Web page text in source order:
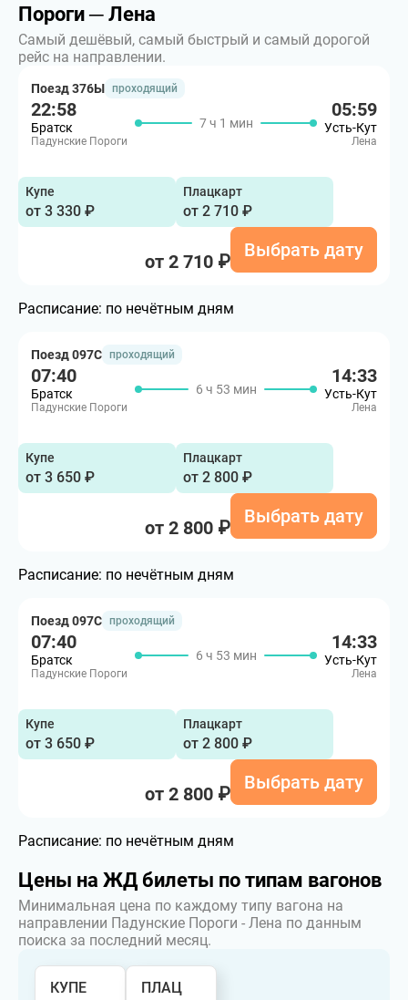
Пороги ─ Лена
Самый дешёвый, самый быстрый и самый дорогой
рейс на направлении.
Поезд 376Ы проходящий
22:58
Братск
Падунские Пороги
7 ч 1 мин
05:59
Усть-Кут
Лена
Купе
от 3 330 ₽
Плацкарт
от 2 710 ₽
от 2 710 ₽
Выбрать дату
Расписание: по нечётным дням
Поезд 097С проходящий
07:40
Братск
Падунские Пороги
6 ч 53 мин
14:33
Усть-Кут
Лена
Купе
от 3 650 ₽
Плацкарт
от 2 800 ₽
от 2 800 ₽
Выбрать дату
Расписание: по нечётным дням
Поезд 097С проходящий
07:40
Братск
Падунские Пороги
6 ч 53 мин
14:33
Усть-Кут
Лена
Купе
от 3 650 ₽
Плацкарт
от 2 800 ₽
от 2 800 ₽
Выбрать дату
Расписание: по нечётным дням
Цены на ЖД билеты по типам вагонов
Минимальная цена по каждому типу вагона на
направлении Падунские Пороги - Лена по данным
поиска за последний месяц.
КУПЕ ПЛАЦ